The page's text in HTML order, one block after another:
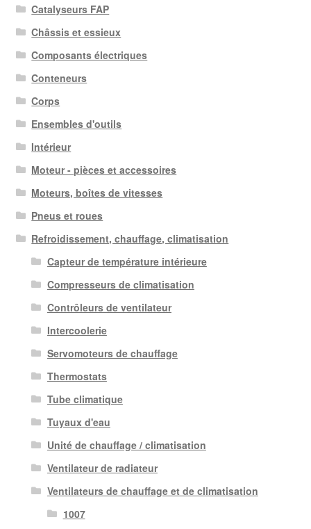
Catalyseurs FAP
Châssis et essieux
Composants électriques
Conteneurs
Corps
Ensembles d'outils
Intérieur
Moteur - pièces et accessoires
Moteurs, boîtes de vitesses
Pneus et roues
Refroidissement, chauffage, climatisation
Capteur de température intérieure
Compresseurs de climatisation
Contrôleurs de ventilateur
Intercoolerie
Servomoteurs de chauffage
Thermostats
Tube climatique
Tuyaux d'eau
Unité de chauffage / climatisation
Ventilateur de radiateur
Ventilateurs de chauffage et de climatisation
1007